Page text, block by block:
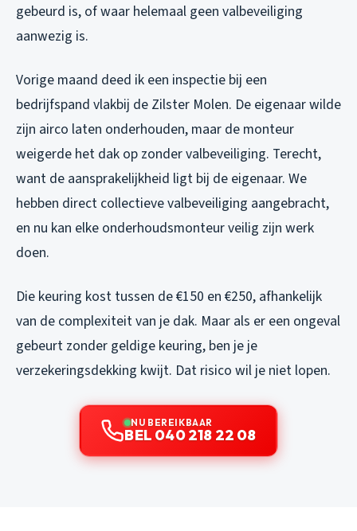
gebeurd is, of waar helemaal geen valbeveiliging
aanwezig is.
Vorige maand deed ik een inspectie bij een
bedrijfspand vlakbij de Zilster Molen. De eigenaar wilde
zijn airco laten onderhouden, maar de monteur
weigerde het dak op zonder valbeveiliging. Terecht,
want de aansprakelijkheid ligt bij de eigenaar. We
hebben direct collectieve valbeveiliging aangebracht,
en nu kan elke onderhoudsmonteur veilig zijn werk
doen.
Die keuring kost tussen de €150 en €250, afhankelijk
van de complexiteit van je dak. Maar als er een ongeval
gebeurt zonder geldige keuring, ben je je
verzekeringsdekking kwijt. Dat risico wil je niet lopen.
NU BEREIKBAAR
BEL 040 218 22 08